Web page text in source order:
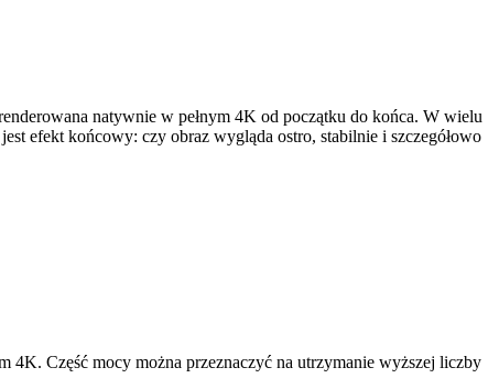
natywnie w pełnym 4K od początku do końca. W wielu
efekt końcowy: czy obraz wygląda ostro, stabilnie i szczegółowo
4K. Część mocy można przeznaczyć na utrzymanie wyższej liczby